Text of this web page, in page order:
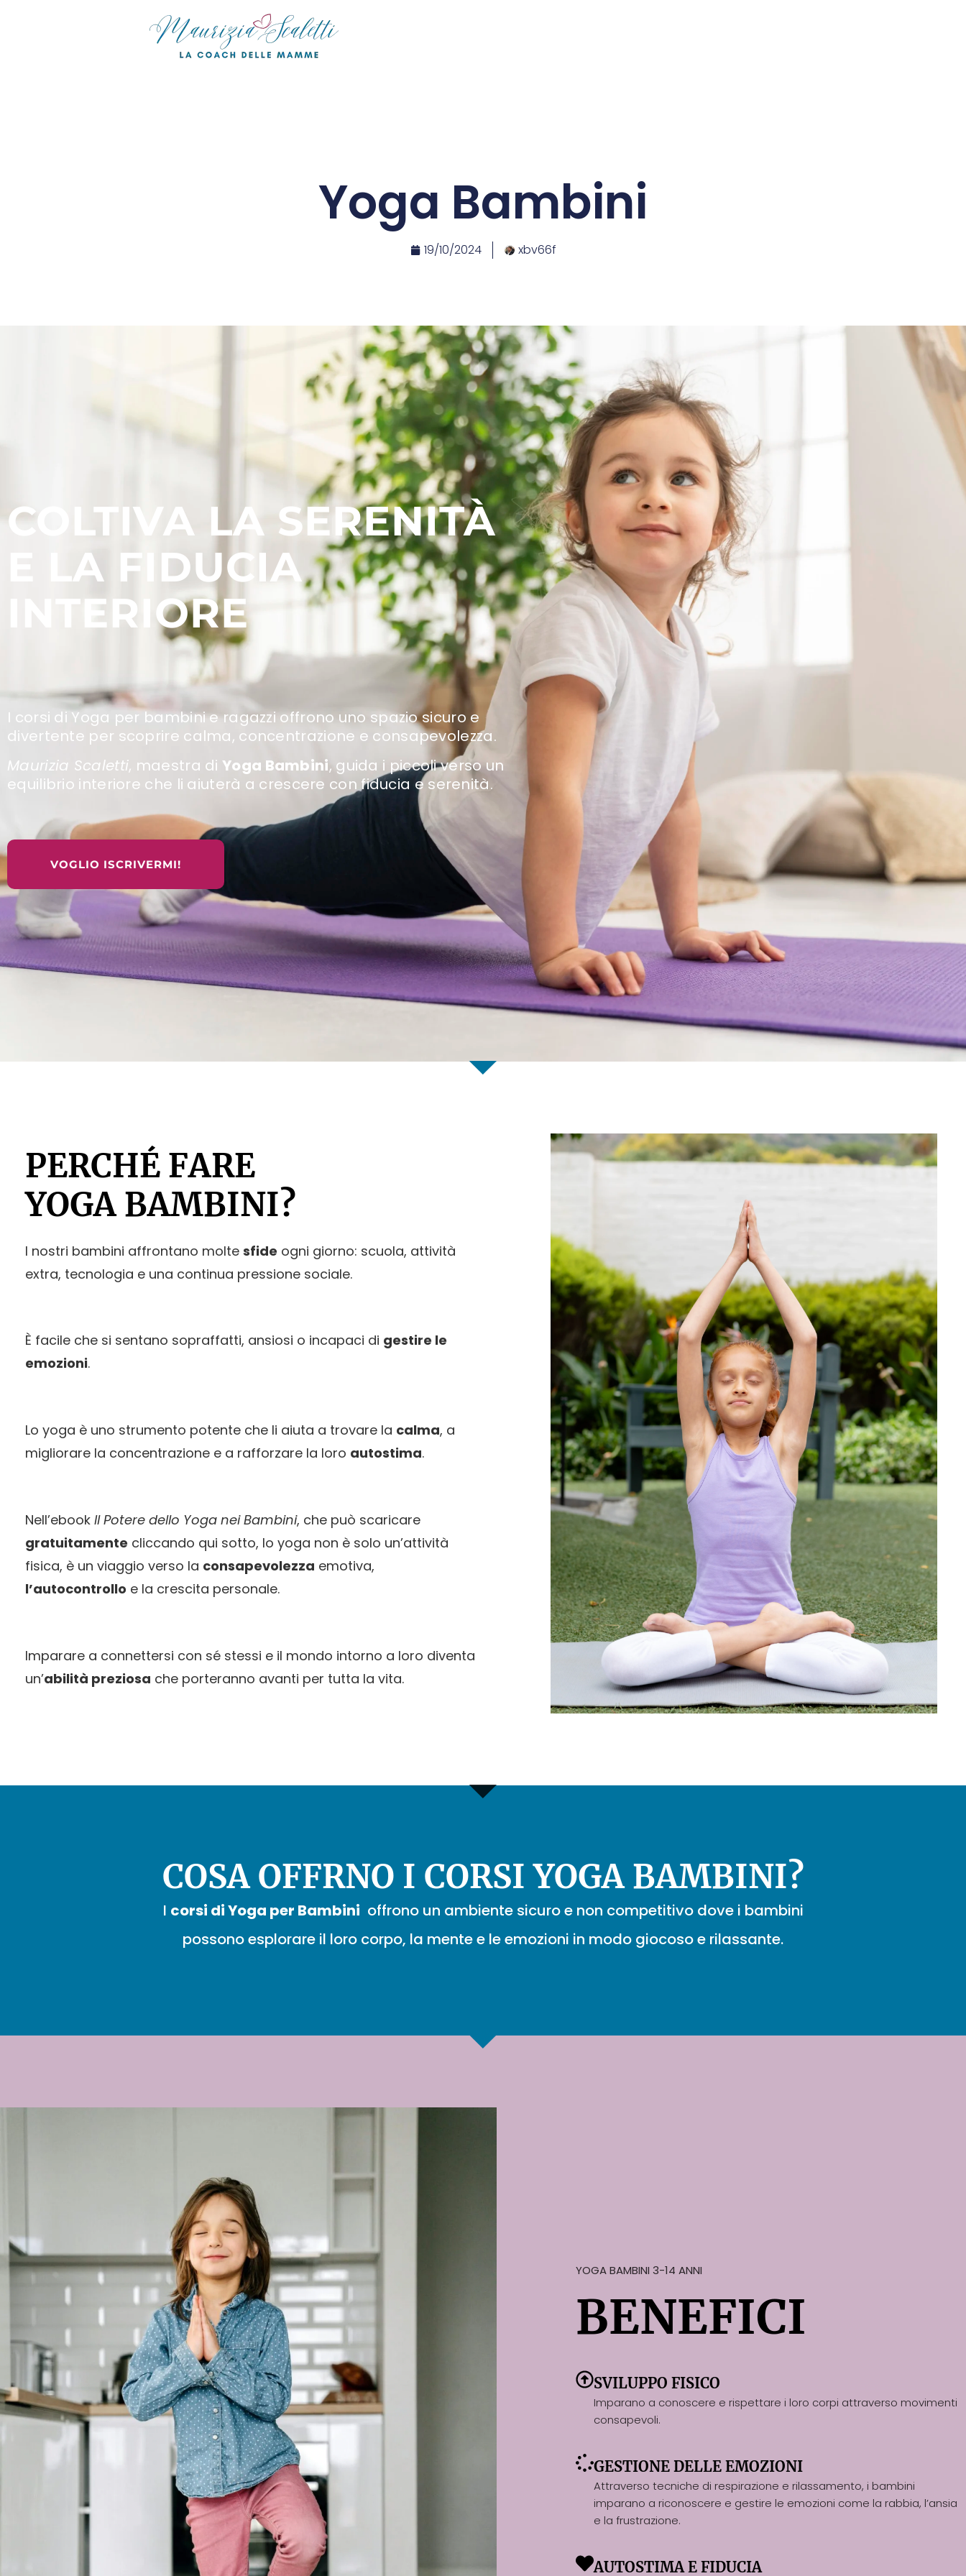
Yoga Bambini
19/10/2024 xbv66f
COLTIVA LA SERENITÀ
E LA FIDUCIA
INTERIORE
I corsi di Yoga per bambini e ragazzi offrono uno spazio sicuro e
divertente per scoprire calma, concentrazione e consapevolezza.
Maurizia Scaletti, maestra diYoga Bambini, guida i piccoli verso un
equilibrio interiore che li aiuterà a crescere con fiducia e serenità.
VOGLIO ISCRIVERMI!
PERCHÉ FARE
YOGA BAMBINI?
I nostri bambini affrontano molte sfide ogni giorno: scuola, attività
extra, tecnologia e una continua pressione sociale.
È facile che si sentano sopraffatti, ansiosi o incapaci di gestire le
emozioni.
Lo yoga è uno strumento potente che li aiuta a trovare la calma, a
migliorare la concentrazione e a rafforzare la loro autostima.
Nell’ebook Il Potere dello Yoga nei Bambini, che può scaricare
gratuitamente cliccando qui sotto, lo yoga non è solo un’attività
fisica, è un viaggio verso la consapevolezza emotiva,
l’autocontrollo e la crescita personale.
Imparare a connettersi con sé stessi e il mondo intorno a loro diventa
un’abilità preziosa che porteranno avanti per tutta la vita.
COSA OFFRNO I CORSI YOGA BAMBINI?
I corsi di Yoga per Bambini offrono un ambiente sicuro e non competitivo dove i bambini
possono esplorare il loro corpo, la mente e le emozioni in modo giocoso e rilassante.
YOGA BAMBINI 3-14 ANNI
BENEFICI
SVILUPPO FISICO
Imparano a conoscere e rispettare i loro corpi attraverso movimenti
consapevoli.
GESTIONE DELLE EMOZIONI
Attraverso tecniche di respirazione e rilassamento, i bambini
imparano a riconoscere e gestire le emozioni come la rabbia, l’ansia
e la frustrazione.
AUTOSTIMA E FIDUCIA